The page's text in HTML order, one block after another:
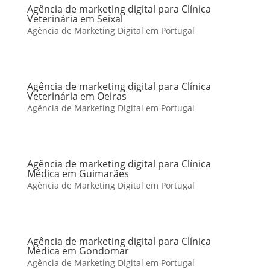
Agência de marketing digital para Clínica
Veterinária em Seixal
Agência de Marketing Digital em Portugal
Agência de marketing digital para Clínica
Veterinária em Oeiras
Agência de Marketing Digital em Portugal
Agência de marketing digital para Clínica
Médica em Guimarães
Agência de Marketing Digital em Portugal
Agência de marketing digital para Clínica
Médica em Gondomar
Agência de Marketing Digital em Portugal